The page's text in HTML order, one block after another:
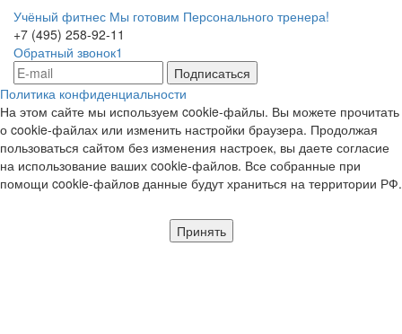
Учёный фитнес Мы готовим Персонального тренера!
+7 (495) 258-92-11
Обратный звонок1
Политика конфиденциальности
На этом сайте мы используем cookie-файлы. Вы можете прочитать
о cookie-файлах или изменить настройки браузера. Продолжая
пользоваться сайтом без изменения настроек, вы даете согласие
на использование ваших cookie-файлов. Все собранные при
помощи cookie-файлов данные будут храниться на территории РФ.
Принять